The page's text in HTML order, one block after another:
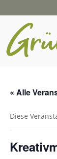
« Alle
Diese